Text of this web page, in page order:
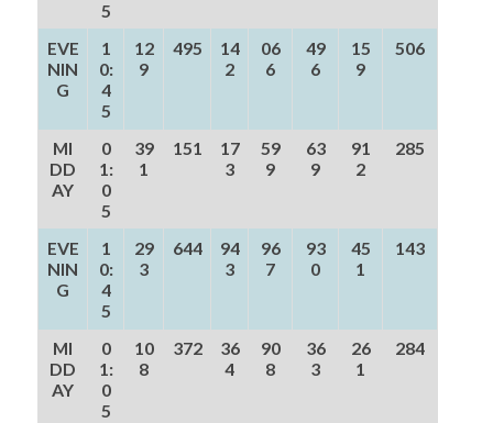
5
EVE
NIN
G
1
0:
4
5
12
9
495
14
2
06
6
49
6
15
9
506
MI
DD
AY
0
1:
0
5
39
1
151
17
3
59
9
63
9
91
2
285
EVE
NIN
G
1
0:
4
5
29
3
644
94
3
96
7
93
0
45
1
143
MI
DD
AY
0
1:
0
5
10
8
372
36
4
90
8
36
3
26
1
284